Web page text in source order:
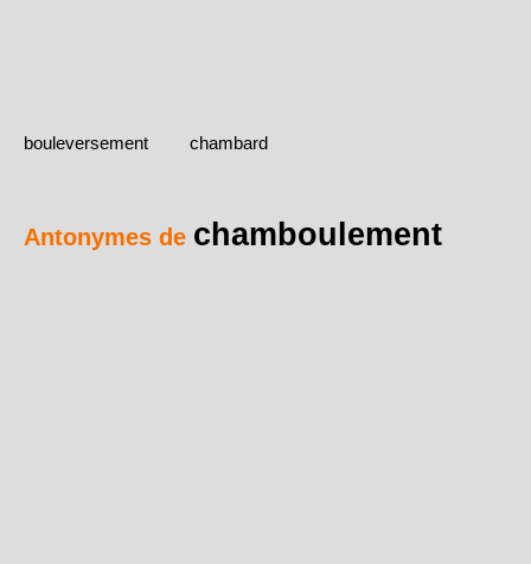
bouleversement chambard
Antonymes de chamboulement